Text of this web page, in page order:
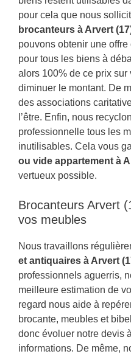
pour cela que nous
brocanteurs à Arvert
pouvons obtenir une
pour tous les biens à
alors 100% de ce prix sur
diminuer le montant. De
des associations
l’être. Enfin, nous
professionnelle tous les
inutilisables. Cela vous
ou vide appartement à
vertueux possible.
Brocanteurs Arvert
vos meubles
Nous travaillons
et antiquaires à Arvert
professionnels aguerris,
meilleure estimation de
regard nous aide à
brocante, meubles et
donc évoluer notre devis
informations. De même,